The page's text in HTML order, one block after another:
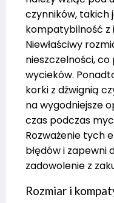
czynników, takich
kompatybilność z
Niewłaściwy
nieszczelności,
wycieków.
korki z dźwignią
na wygodniejsze
czas podczas
Rozważenie tych
błędów i zapewni
zadowolenie z
Rozmiar i